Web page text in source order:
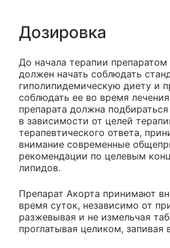
Дозировка
До начала терапии препаратом
должен начать соблюдать
гиполипидемическую диету и
соблюдать ее во время
препарата должна
в зависимости от целей
терапевтического ответа,
внимание современные
рекомендации по целевым
липидов.
Препарат Акорта принимают
время суток, независимо от
разжевывая и не измельчая
проглатывая целиком, запивая